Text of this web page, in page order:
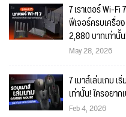
7 เราเตอร์ Wi-
ฟีเจอร์ครบเครื่อ
2,880 บาทเท่านั้น!
May 28, 2026
7 เมาส์เล่นเกม
เท่านั้น! ใครอยา
Feb 4, 2026